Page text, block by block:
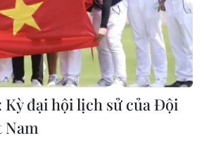
Kỳ đại hội lịch sử của Đội
Nam